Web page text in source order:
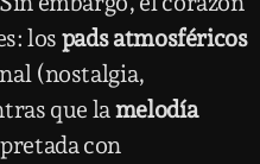
los pads atmosféricos
(nostalgia,
que lamelodía
con